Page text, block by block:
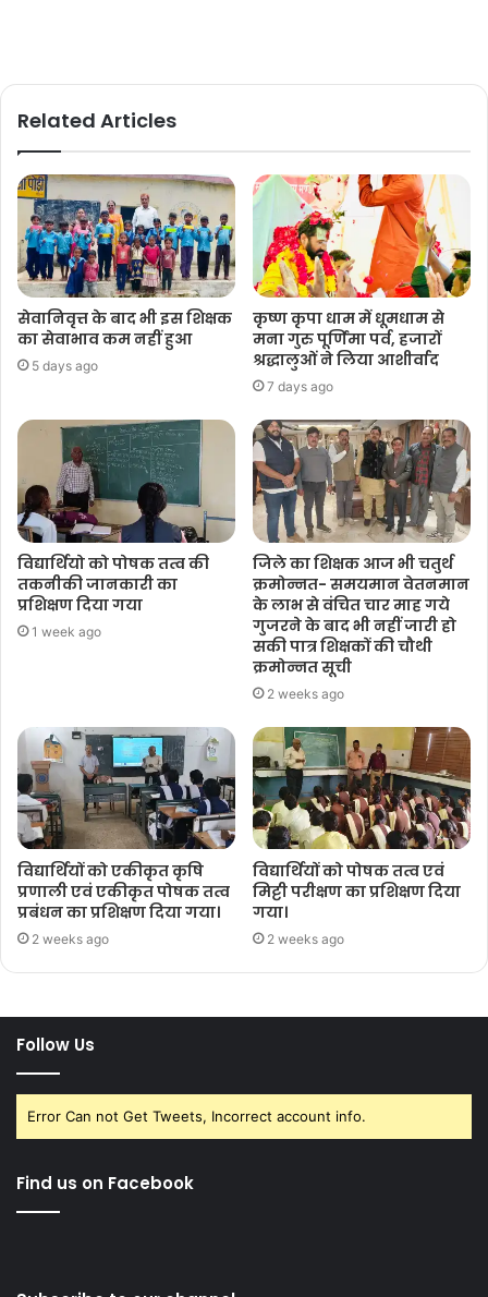
Related Articles
सेवानिवृत्त के बाद भी इस शिक्षक
का सेवाभाव कम नहीं हुआ
5 days ago
कृष्ण कृपा धाम में धूमधाम से
मना गुरु पूर्णिमा पर्व, हजारों
श्रद्धालुओं ने लिया आशीर्वाद
7 days ago
विद्यार्थियो को पोषक तत्व की
तकनीकी जानकारी का
प्रशिक्षण दिया गया
1 week ago
जिले का शिक्षक आज भी चतुर्थ
क्रमोन्नत- समयमान वेतनमान
के लाभ से वंचित चार माह गये
गुजरने के बाद भी नहीं जारी हो
सकी पात्र शिक्षकों की चौथी
क्रमोन्नत सूची
2 weeks ago
विद्यार्थियों को एकीकृत कृषि
प्रणाली एवं एकीकृत पोषक तत्व
प्रबंधन का प्रशिक्षण दिया गया।
2 weeks ago
विद्यार्थियों को पोषक तत्व एवं
मिट्टी परीक्षण का प्रशिक्षण दिया
गया।
2 weeks ago
Follow Us
Error Can not Get Tweets, Incorrect account info.
Find us on Facebook